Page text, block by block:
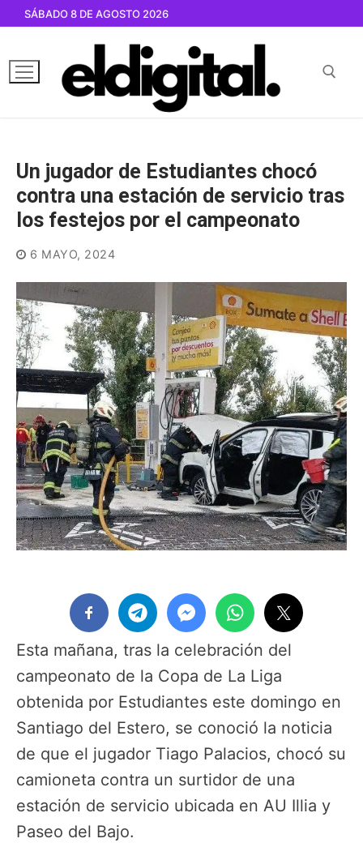
contenido
SÁBADO 8 DE AGOSTO 2026
Un jugador de Estudiantes chocó
contra una estación de servicio tras
los festejos por el campeonato
6 MAYO, 2024
Esta mañana, tras la celebración del
campeonato de la Copa de La Liga
obtenida por Estudiantes este domingo en
Santiago del Estero, se conoció la noticia
de que el jugador Tiago Palacios, chocó su
camioneta contra un surtidor de una
estación de servicio ubicada en AU Illia y
Paseo del Bajo.